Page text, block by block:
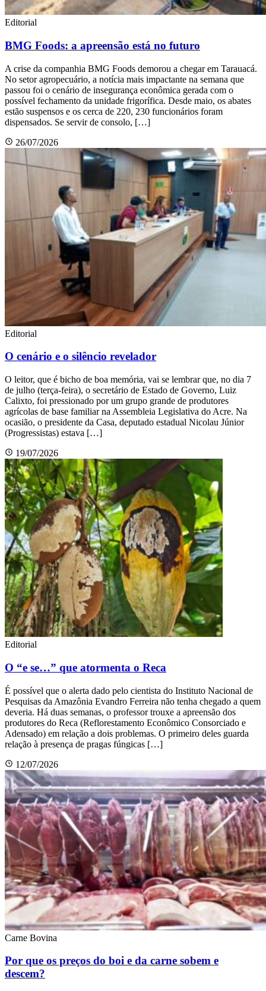
Editorial
BMG Foods: a apreensão está no futuro
A crise da companhia BMG Foods demorou a chegar em Tarauacá.
No setor agropecuário, a notícia mais impactante na semana que
passou foi o cenário de insegurança econômica gerada com o
possível fechamento da unidade frigorífica. Desde maio, os abates
estão suspensos e os cerca de 220, 230 funcionários foram
dispensados. Se servir de consolo, […]
26/07/2026
Editorial
O cenário e o silêncio revelador
O leitor, que é bicho de boa memória, vai se lembrar que, no dia 7
de julho (terça-feira), o secretário de Estado de Governo, Luiz
Calixto, foi pressionado por um grupo grande de produtores
agrícolas de base familiar na Assembleia Legislativa do Acre. Na
ocasião, o presidente da Casa, deputado estadual Nicolau Júnior
(Progressistas) estava […]
19/07/2026
Editorial
O “e se…” que atormenta o Reca
É possível que o alerta dado pelo cientista do Instituto Nacional de
Pesquisas da Amazônia Evandro Ferreira não tenha chegado a quem
deveria. Há duas semanas, o professor trouxe a apreensão dos
produtores do Reca (Reflorestamento Econômico Consorciado e
Adensado) em relação a dois problemas. O primeiro deles guarda
relação à presença de pragas fúngicas […]
12/07/2026
Carne Bovina
Por que os preços do boi e da carne sobem e
descem?